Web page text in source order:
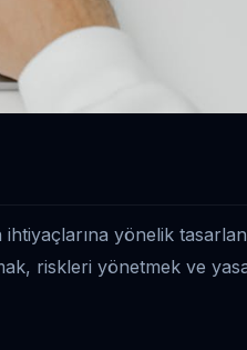
ihtiyaçlarına yönelik
riskleri yönetmek ve